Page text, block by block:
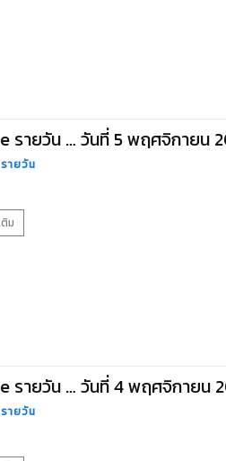
รายวัน … วันที่ 5 พฤศจิกายน
ายวัน
ม
รายวัน … วันที่ 4 พฤศจิกายน
ายวัน